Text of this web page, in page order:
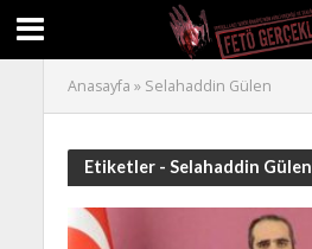
Anasayfa » Selahaddin Gülen
Etiketler - Selahaddin Gülen